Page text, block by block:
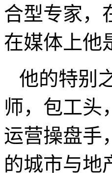
合型专家，
在媒体上他
他的特别
师，包工头
运营操盘手
的城市与地